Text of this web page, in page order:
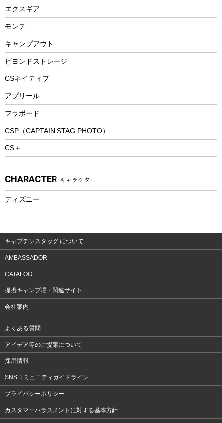
トレー
ランチョンマット
ランチボックス
ビーチテント
ウィンター
スノーシュー
防寒ウェア
トレッキング
トレッキングアクセサリー
プレイグッズ
ウェルネス
ウェア、タオル
ウェア
エクスギア
モンテ
キャンプアウト
ビヨンドストレージ
CSネイティブ
アプリール
フラボード
CSP（CAPTAIN STAG PHOTO）
CS＋
CHARACTER キャラクター
ディズニー
キャプテンスタッグ について
AMBASSADOR
CATALOG
提携キャンプ場・関連サイト
会社案内
よくある質問
アイデア等のご提案について
採用情報
SNSコミュニティガイドライン
プライバシーポリシー
カスタマーハラスメントに対する基本方針